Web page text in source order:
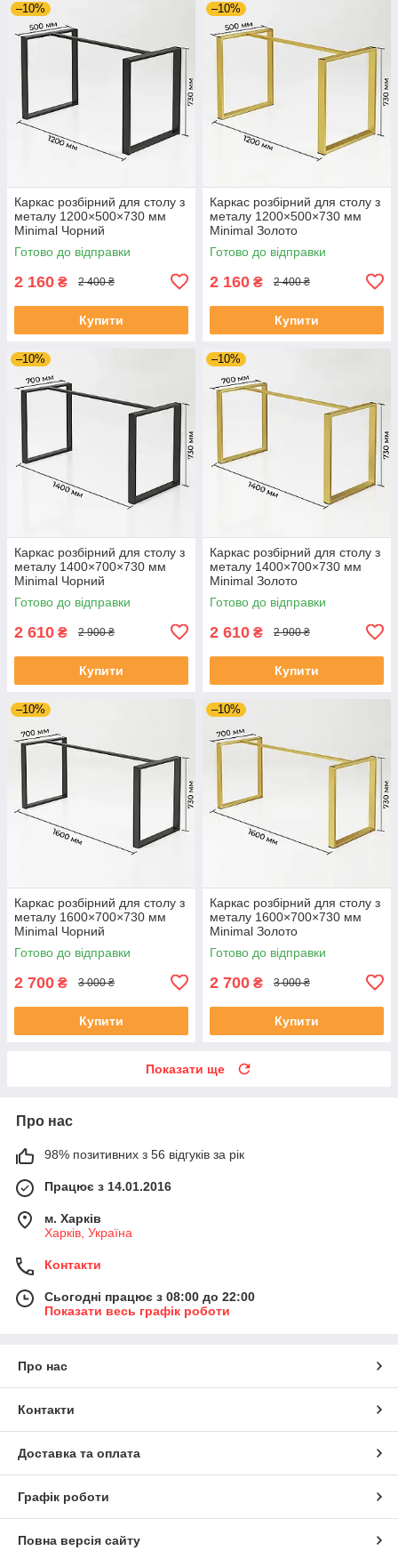
–10%
Каркас розбірний для столу з
металу 1200×500×730 мм
Minimal Чорний
Готово до відправки
2 160 ₴ 2 400 ₴
Купити
–10%
Каркас розбірний для столу з
металу 1200×500×730 мм
Minimal Золото
Готово до відправки
2 160 ₴ 2 400 ₴
Купити
–10%
Каркас розбірний для столу з
металу 1400×700×730 мм
Minimal Чорний
Готово до відправки
2 610 ₴ 2 900 ₴
Купити
–10%
Каркас розбірний для столу з
металу 1400×700×730 мм
Minimal Золото
Готово до відправки
2 610 ₴ 2 900 ₴
Купити
–10%
Каркас розбірний для столу з
металу 1600×700×730 мм
Minimal Чорний
Готово до відправки
2 700 ₴ 3 000 ₴
Купити
–10%
Каркас розбірний для столу з
металу 1600×700×730 мм
Minimal Золото
Готово до відправки
2 700 ₴ 3 000 ₴
Купити
Показати ще
Про нас
98% позитивних з 56 відгуків за рік
Працює з 14.01.2016
м. Харків
Харків, Україна
Контакти
Сьогодні працює з 08:00 до 22:00
Показати весь графік роботи
Про нас
Контакти
Доставка та оплата
Графік роботи
Повна версія сайту